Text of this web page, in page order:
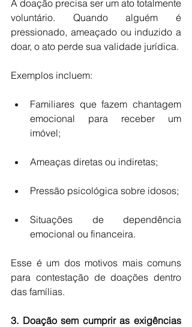
A doação precisa ser um ato totalmente
voluntário. Quando alguém é
pressionado, ameaçado ou induzido a
doar, o ato perde sua validade jurídica.
Exemplos incluem:
Familiares que fazem chantagem
emocional para receber um
imóvel;
Ameaças diretas ou indiretas;
Pressão psicológica sobre idosos;
Situações de dependência
emocional ou financeira.
Esse é um dos motivos mais comuns
para contestação de doações dentro
das famílias.
3. Doação sem cumprir as exigências